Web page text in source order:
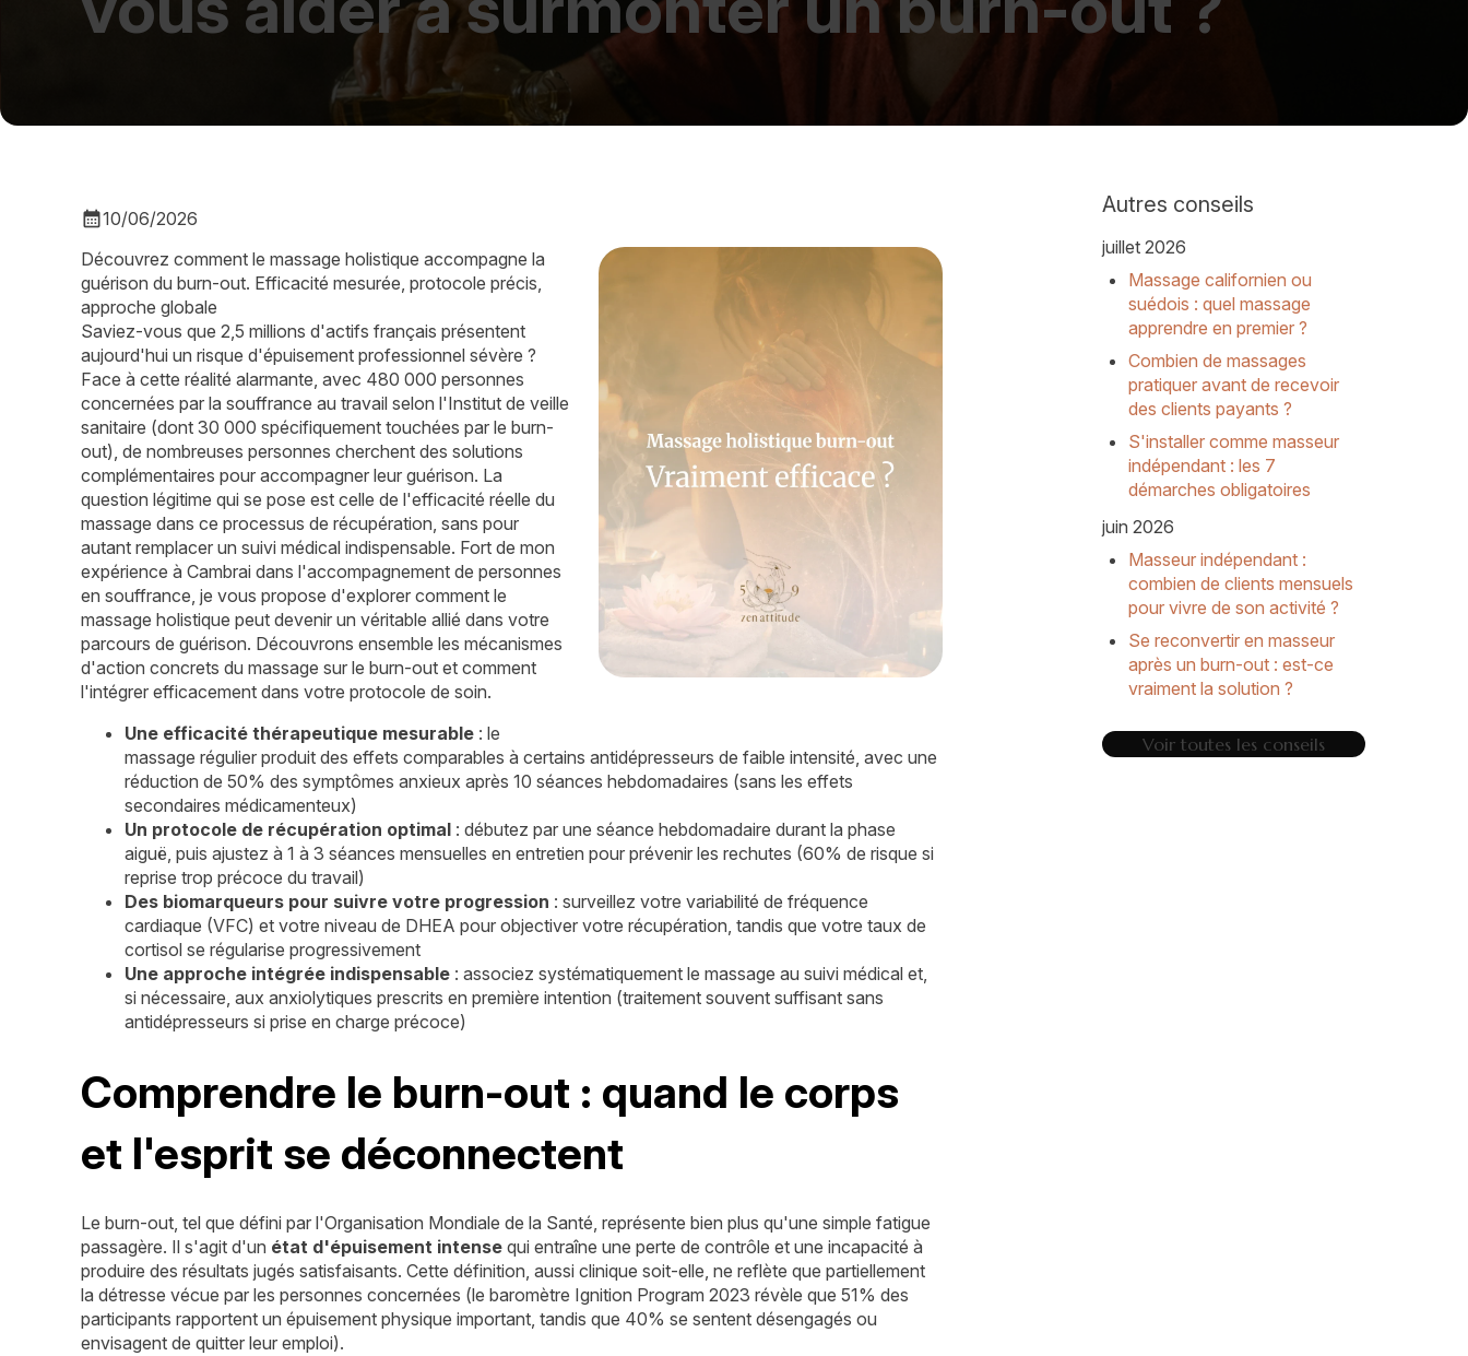
calendar_month10/06/2026
Découvrez comment le massage holistique accompagne la
guérison du burn-out. Efficacité mesurée, protocole précis,
approche globale
Saviez-vous que 2,5 millions d'actifs français présentent
aujourd'hui un risque d'épuisement professionnel sévère ?
Face à cette réalité alarmante, avec 480 000 personnes
concernées par la souffrance au travail selon l'Institut de veille
sanitaire (dont 30 000 spécifiquement touchées par le burn-
out), de nombreuses personnes cherchent des solutions
complémentaires pour accompagner leur guérison. La
question légitime qui se pose est celle de l'efficacité réelle du
massage dans ce processus de récupération, sans pour
autant remplacer un suivi médical indispensable. Fort de mon
expérience à Cambrai dans l'accompagnement de personnes
en souffrance, je vous propose d'explorer comment le
massage holistique peut devenir un véritable allié dans votre
parcours de guérison. Découvrons ensemble les mécanismes
d'action concrets du massage sur le burn-out et comment
l'intégrer efficacement dans votre protocole de soin.
Une efficacité thérapeutique mesurable : le
massage régulier produit des effets comparables à certains antidépresseurs de faible intensité, avec une
réduction de 50% des symptômes anxieux après 10 séances hebdomadaires (sans les effets
secondaires médicamenteux)
Un protocole de récupération optimal : débutez par une séance hebdomadaire durant la phase
aiguë, puis ajustez à 1 à 3 séances mensuelles en entretien pour prévenir les rechutes (60% de risque si
reprise trop précoce du travail)
Des biomarqueurs pour suivre votre progression : surveillez votre variabilité de fréquence
cardiaque (VFC) et votre niveau de DHEA pour objectiver votre récupération, tandis que votre taux de
cortisol se régularise progressivement
Une approche intégrée indispensable : associez systématiquement le massage au suivi médical et,
si nécessaire, aux anxiolytiques prescrits en première intention (traitement souvent suffisant sans
antidépresseurs si prise en charge précoce)
Comprendre le burn-out : quand le corps
et l'esprit se déconnectent
Le burn-out, tel que défini par l'Organisation Mondiale de la Santé, représente bien plus qu'une simple fatigue
passagère. Il s'agit d'un état d'épuisement intense qui entraîne une perte de contrôle et une incapacité à
produire des résultats jugés satisfaisants. Cette définition, aussi clinique soit-elle, ne reflète que partiellement
la détresse vécue par les personnes concernées (le baromètre Ignition Program 2023 révèle que 51% des
participants rapportent un épuisement physique important, tandis que 40% se sentent désengagés ou
envisagent de quitter leur emploi).
Autres conseils
juillet 2026
Massage californien ou
suédois : quel massage
apprendre en premier ?
Combien de massages
pratiquer avant de recevoir
des clients payants ?
S'installer comme masseur
indépendant : les 7
démarches obligatoires
juin 2026
Masseur indépendant :
combien de clients mensuels
pour vivre de son activité ?
Se reconvertir en masseur
après un burn-out : est-ce
vraiment la solution ?
Voir toutes les conseils